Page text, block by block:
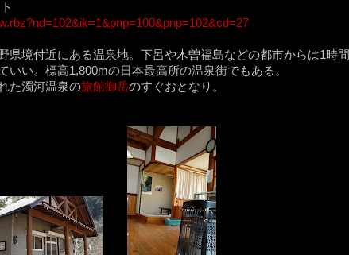
県境付近にある温泉地。下呂や木曽福島などの都市からは1時間
いい。標高1,800mの日本最高所の温泉街でもある。
た濁河温泉の旅館御岳のすぐおとなり。